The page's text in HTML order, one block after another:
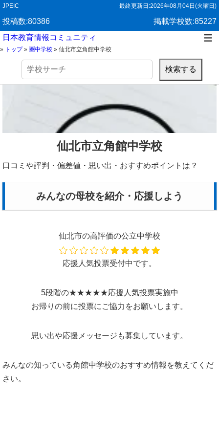
JPEIC 最終更新日:2026年08月04日(火曜日)
投稿数:80386
掲載学校数:85227
日本教育情報コミュニティ
» トップ» 🆕中学校 » 仙北市立角館中学校
検
仙北市立角館中学校
口コミや評判・偏差値・思い出・おすすめポイントは？
みんなの母校を紹介・応援しよう
仙北市の高評価の公立中学校
応援人気投票受付中です。
5段階の★★★★★応援人気投票実施中
お帰りの前に投票にご協力をお願いします。
思い出や応援メッセージも募集しています。
みんなの知っている角館中学校のおすすめ情報を教えてくだ
さい。